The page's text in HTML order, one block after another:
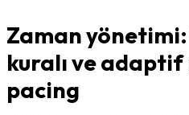
Zaman
kuralı ve
pacing